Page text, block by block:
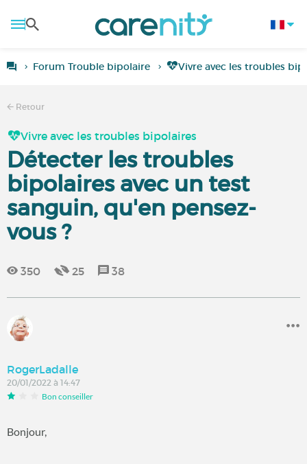
Forum Trouble bipolaire Vivre avec les troubles
Retour
Vivre avec les troubles bipolaires
Détecter les troubles
bipolaires avec un test
sanguin, qu'en pensez-
vous ?
350 25 38
RogerLadalle
20/01/2022 à 14:47
Bon conseiller
Bonjour,